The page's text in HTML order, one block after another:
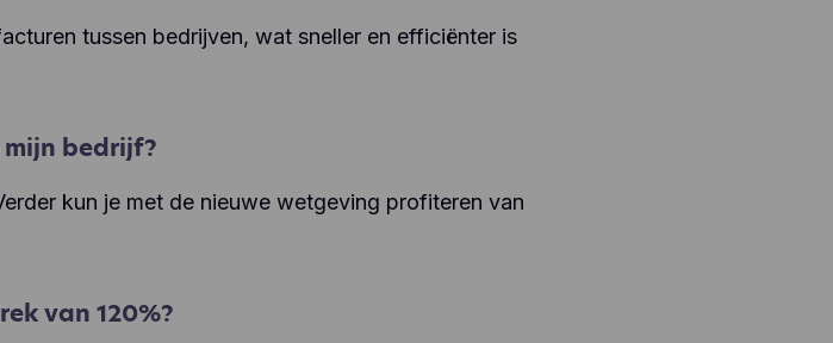
tussen bedrijven, wat sneller en efficiënter is
bedrijf?
kun je met de nieuwe wetgeving profiteren van
van 120%?